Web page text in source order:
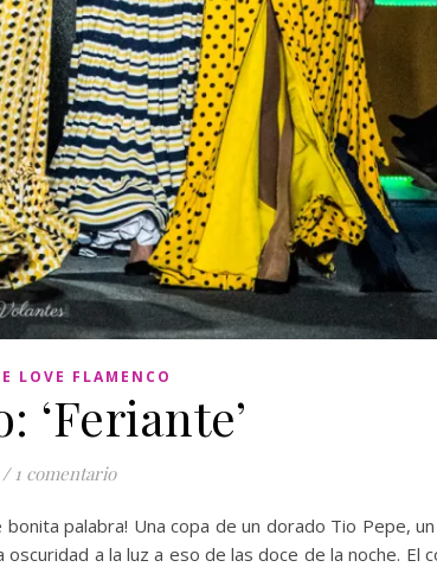
LOVE FLAMENCO
‘Feriante’
/ 1 comentario
bonita palabra! Una copa de un dorado Tio Pepe,
a la luz a eso de las doce de la noche. El